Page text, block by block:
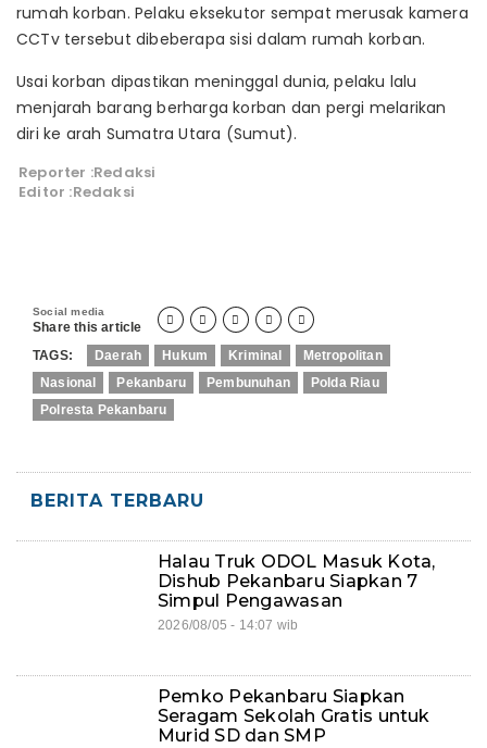
rumah korban. Pelaku eksekutor sempat merusak kamera
CCTv tersebut dibeberapa sisi dalam rumah korban.
Usai korban dipastikan meninggal dunia, pelaku lalu
menjarah barang berharga korban dan pergi melarikan
diri ke arah Sumatra Utara (Sumut).
Reporter :Redaksi
Editor :Redaksi
Social media
Share this article     
TAGS: Daerah Hukum Kriminal
Metropolitan
Nasional
Pekanbaru Pembunuhan
Polda Riau
Polresta Pekanbaru
BERITA TERBARU
Halau Truk ODOL Masuk Kota,
Dishub Pekanbaru Siapkan 7
Simpul Pengawasan
2026/08/05 - 14:07 wib
Pemko Pekanbaru Siapkan
Seragam Sekolah Gratis untuk
Murid SD dan SMP